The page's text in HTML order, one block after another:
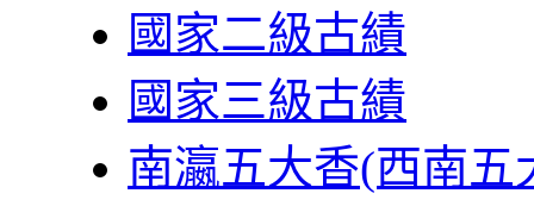
國家二級古績
國家三級古績
南瀛五大香(西南五